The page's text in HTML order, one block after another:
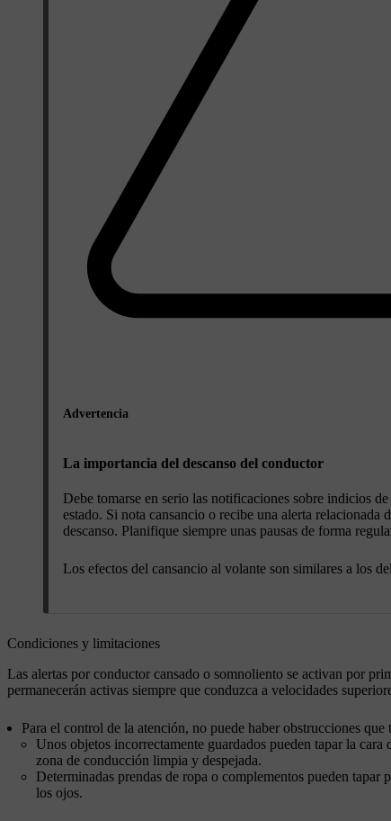
Advertencia
La importancia del descanso del conductor
Debe tomarse en serio las notificaciones sobre indicios
estado. Si nota cansancio o recibe una alerta
descanso. Planifique siempre unas pausas de forma
Los efectos del cansancio al volante son similares a los
Condiciones y limitaciones
Las alertas por conductor cansado o somnoliento se activan por
permanecerán activas siempre que conduzca a velocidades
Para el control de la atención, no puede haber obstrucciones que
Unos objetos incorrectamente guardados pueden tapar la
zona de conducción limpia y despejada.
Determinadas prendas de ropa o complementos pueden
los ojos.